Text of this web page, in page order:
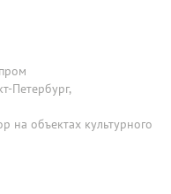
Петербург,
на объектах культурного